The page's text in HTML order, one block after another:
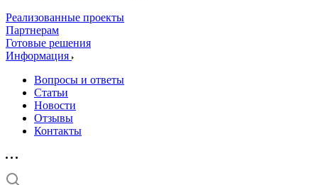
Реализованные проекты
Партнерам
Готовые решения
Информация
Вопросы и ответы
Статьи
Новости
Отзывы
Контакты